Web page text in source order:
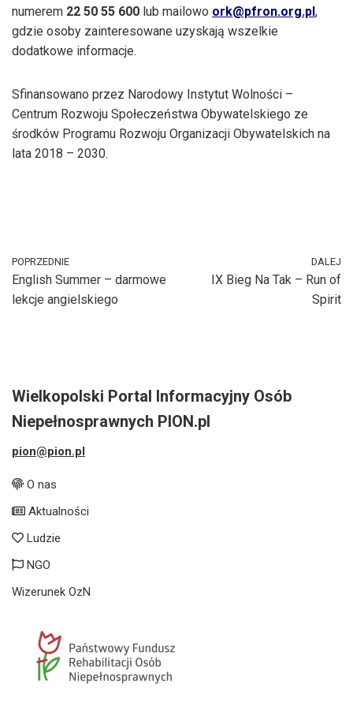
numerem 22 50 55 600 lub mailowo ork@pfron.org.pl,
gdzie osoby zainteresowane uzyskają wszelkie
dodatkowe informacje.
Sfinansowano przez Narodowy Instytut Wolności –
Centrum Rozwoju Społeczeństwa Obywatelskiego ze
środków Programu Rozwoju Organizacji Obywatelskich na
lata 2018 – 2030.
POPRZEDNIE
English Summer – darmowe
lekcje angielskiego
DALEJ
IX Bieg Na Tak – Run of
Spirit
Wielkopolski Portal Informacyjny Osób
Niepełnosprawnych PION.pl
pion@pion.pl
O nas
Aktualności
Ludzie
NGO
Wizerunek OzN